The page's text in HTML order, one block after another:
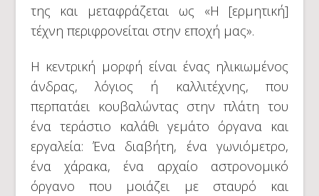
της και μεταφράζεται ως «Η [ερμητική]
τέχνη περιφρονείται στην εποχή μας».
Η κεντρική μορφή είναι ένας ηλικιωμένος
άνδρας, λόγιος ή καλλιτέχνης, που
περπατάει κουβαλώντας στην πλάτη του
ένα τεράστιο καλάθι γεμάτο όργανα και
εργαλεία: Ένα διαβήτη, ένα γωνιόμετρο,
ένα χάρακα, ένα αρχαίο αστρονομικό
όργανο που μοιάζει με σταυρό και